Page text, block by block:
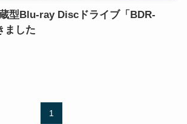
型Blu-ray Discドライブ「BDR-
ました
1